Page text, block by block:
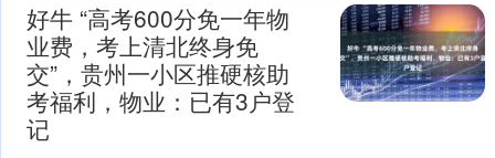
好牛 “高考600分免一年物
业费，考上清北终身免
交”，贵州一小区推硬核助
考福利，物业：已有3户登
记